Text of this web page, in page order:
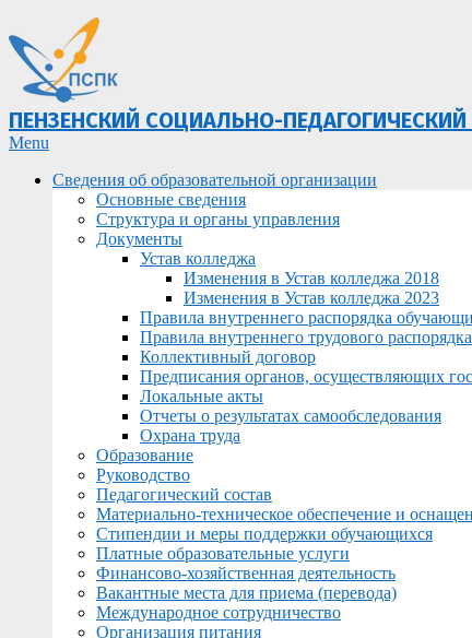
ПЕНЗЕНСКИЙ СОЦИАЛЬНО-
Primary
Menu
Menu
Сведения об образовательной организации
Основные сведения
Структура и органы управления
Документы
Устав колледжа
Изменения в Устав колледжа 2018
Изменения в Устав колледжа 2023
Правила внутреннего распорядка
Правила внутреннего трудового распорядка
Коллективный договор
Предписания органов, осуществляющих
Локальные акты
Отчеты о результатах самообследования
Охрана труда
Образование
Руководство
Педагогический состав
Материально-техническое обеспечение и
Стипендии и меры поддержки обучающихся
Платные образовательные услуги
Финансово-хозяйственная деятельность
Вакантные места для приема (перевода)
Международное сотрудничество
Организация питания